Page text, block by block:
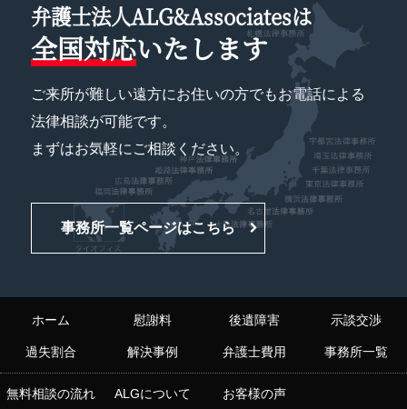
弁護士法人ALG&Associatesは
全国対応いたします
ご来所が難しい遠方にお住いの方でもお電話による
法律相談が可能です。
まずはお気軽にご相談ください。
事務所一覧ページはこちら
ホーム 慰謝料 後遺障害 示談交渉
過失割合 解決事例 弁護士費用 事務所一覧
無料相談の流れ ALGについて お客様の声